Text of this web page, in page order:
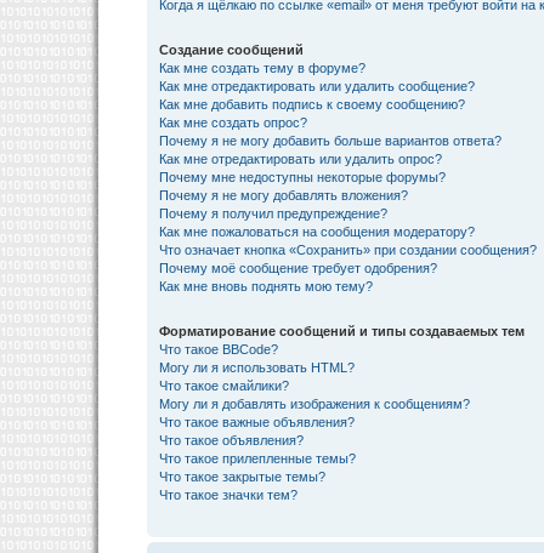
Когда я щёлкаю по ссылке «email» от меня требуют войти на
Создание сообщений
Как мне создать тему в форуме?
Как мне отредактировать или удалить сообщение?
Как мне добавить подпись к своему сообщению?
Как мне создать опрос?
Почему я не могу добавить больше вариантов ответа?
Как мне отредактировать или удалить опрос?
Почему мне недоступны некоторые форумы?
Почему я не могу добавлять вложения?
Почему я получил предупреждение?
Как мне пожаловаться на сообщения модератору?
Что означает кнопка «Сохранить» при создании сообщения?
Почему моё сообщение требует одобрения?
Как мне вновь поднять мою тему?
Форматирование сообщений и типы создаваемых тем
Что такое BBCode?
Могу ли я использовать HTML?
Что такое смайлики?
Могу ли я добавлять изображения к сообщениям?
Что такое важные объявления?
Что такое объявления?
Что такое прилепленные темы?
Что такое закрытые темы?
Что такое значки тем?